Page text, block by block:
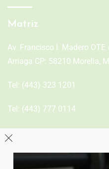
Matriz
Av. Francisco I. Madero
Arriaga CP: 58210 Morelia,
Tel: (443) 323 1201
Tel: (443) 777 0114
León